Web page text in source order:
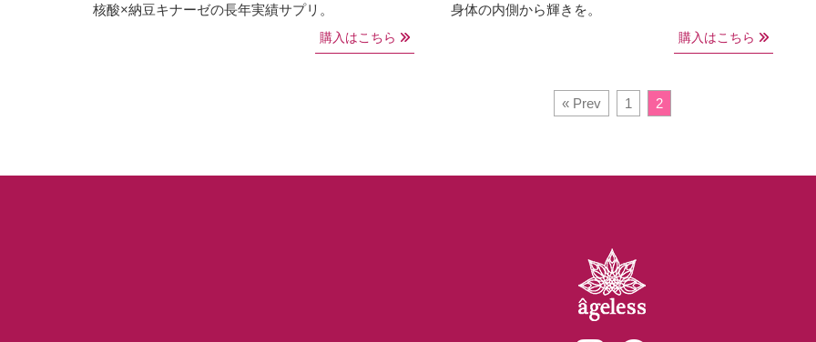
核酸×納豆キナーゼの長年実績サプリ。
購入はこちら
身体の内側から輝きを。
購入はこちら
« Prev 1 2